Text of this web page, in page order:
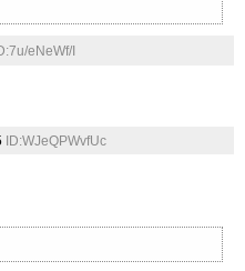
eNeWf/I
ID:WJeQPWvfUc